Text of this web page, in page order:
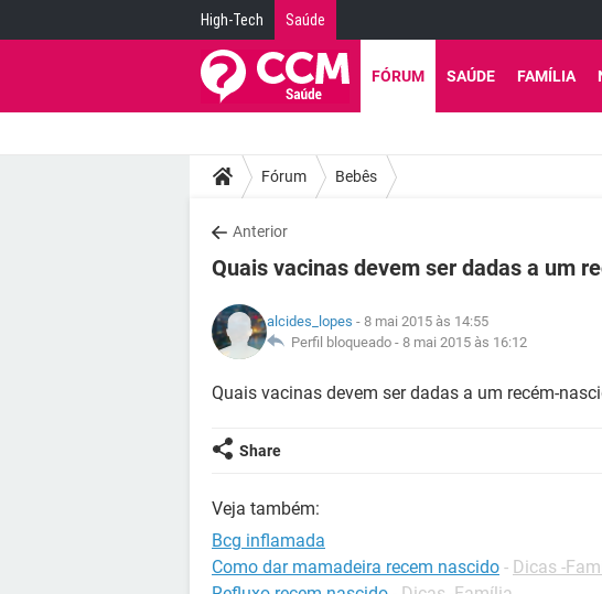
High-Tech Saúde
FÓRUM SAÚDE FAMÍLIA
Fórum Bebês
Anterior
Quais vacinas devem ser dadas a um
alcides_lopes - 8 mai 2015 às 14:55
Perfil bloqueado - 8 mai 2015 às 16:12
Quais vacinas devem ser dadas a um recém-
Share
Veja também:
Bcg inflamada
Como dar mamadeira recem nascido - Dicas -